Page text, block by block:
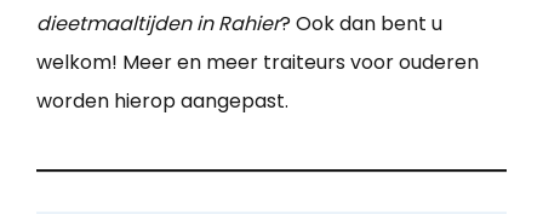
dieetmaaltijden in Rahier? Ook dan bent u
welkom! Meer en meer traiteurs voor ouderen
worden hierop aangepast.